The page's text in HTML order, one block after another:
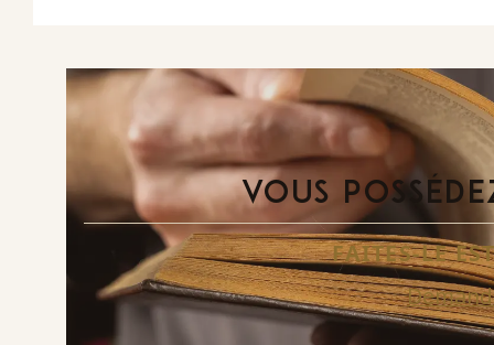
VOUS
FAITES-LE